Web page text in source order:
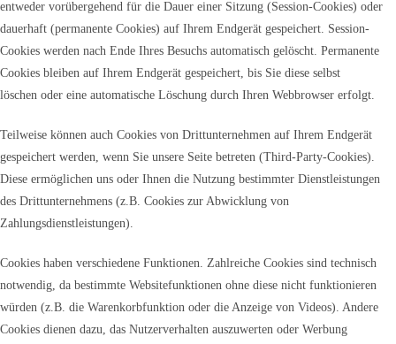
entweder vorübergehend für die Dauer einer Sitzung (Session-Cookies) oder
dauerhaft (permanente Cookies) auf Ihrem Endgerät gespeichert. Session-
Cookies werden nach Ende Ihres Besuchs automatisch gelöscht. Permanente
Cookies bleiben auf Ihrem Endgerät gespeichert, bis Sie diese selbst
löschen oder eine automatische Löschung durch Ihren Webbrowser erfolgt.
Teilweise können auch Cookies von Drittunternehmen auf Ihrem Endgerät
gespeichert werden, wenn Sie unsere Seite betreten (Third-Party-Cookies).
Diese ermöglichen uns oder Ihnen die Nutzung bestimmter Dienstleistungen
des Drittunternehmens (z.B. Cookies zur Abwicklung von
Zahlungsdienstleistungen).
Cookies haben verschiedene Funktionen. Zahlreiche Cookies sind technisch
notwendig, da bestimmte Websitefunktionen ohne diese nicht funktionieren
würden (z.B. die Warenkorbfunktion oder die Anzeige von Videos). Andere
Cookies dienen dazu, das Nutzerverhalten auszuwerten oder Werbung